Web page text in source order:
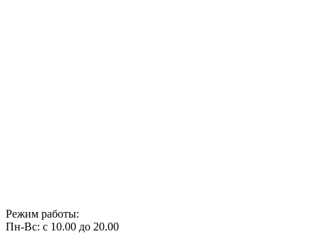
Режим работы:
Пн-Вс: с 10.00 до 20.00